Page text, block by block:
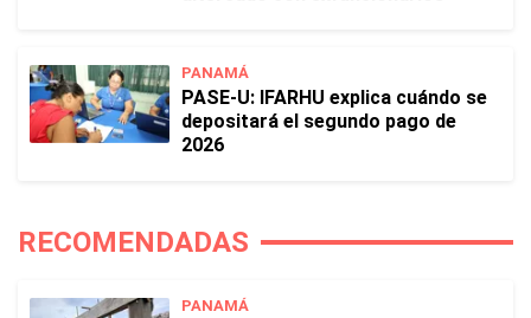
PANAMÁ
PASE-U: IFARHU explica cuándo se
depositará el segundo pago de
2026
RECOMENDADAS
PANAMÁ